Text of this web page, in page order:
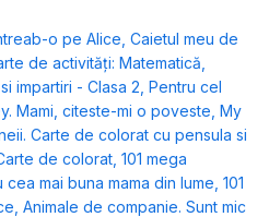
o pe Alice Caietul meu de
de activități: Matematică
impartiri - Clasa 2 Pentru cel
Mami, citeste-mi o poveste My
Carte de colorat cu pensula si
de colorat 101 mega
cea mai buna mama din lume 101
Animale de companie. Sunt mic